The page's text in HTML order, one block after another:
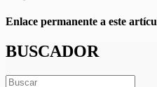
Enlace permanente a este
BUSCADOR
Search